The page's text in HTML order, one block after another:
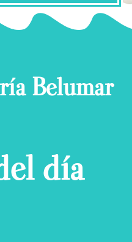
Belumar
día